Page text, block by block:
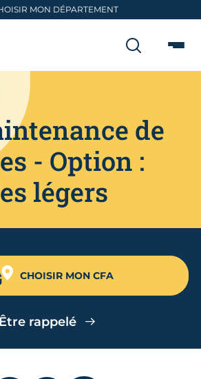
MON DÉPARTEMENT
de
- Option :
légers
CHOISIR MON CFA
Être rappelé